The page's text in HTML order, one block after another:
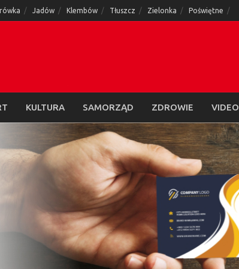
Jadów Klembów Tłuszcz Zielonka Poświętne
KULTURA SAMORZĄD ZDROWIE VIDEO